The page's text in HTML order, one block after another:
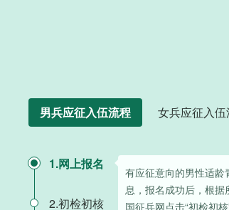
男兵应征入伍流程 女兵应征入伍
1.网上报名
有应征意向的男性适龄
息，报名成功后，根据
国征兵网点击“初检初
2.初检初核